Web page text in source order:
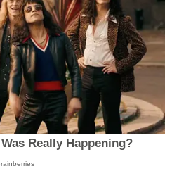
Really Happening?